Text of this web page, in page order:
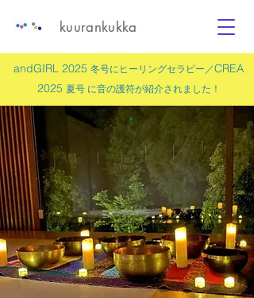
andGIRL 2025 冬号にヒーリングセラピー／CREA
2025 夏号 に音の護符が紹介されました！
kuurankukka